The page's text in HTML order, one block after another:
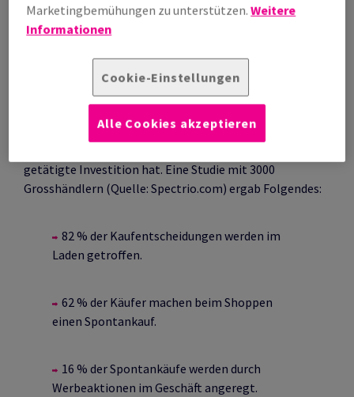
Verkaufsstelle können Ladenbesitzer die
Kaufentscheidung ihrer Kunden beeinflussen.
Verkaufsförderungsmassnahmen und Ladenwerbung
sind Schlüsselfaktoren für die Kundenbindung.
Die Kaufgewohnheiten der Kunden zeigen, welchen
getätigte Investition hat. Eine Studie mit 3000
Grosshändlern (Quelle: Spectrio.com) ergab Folgendes:
82 % der Kaufentscheidungen werden im
Laden getroffen.
62 % der Käufer machen beim Shoppen
einen Spontankauf.
16 % der Spontankäufe werden durch
Werbeaktionen im Geschäft angeregt.
Marketingbemühungen zu unterstützen.Weitere
Informationen
Cookie-Einstellungen
Alle Cookies akzeptieren